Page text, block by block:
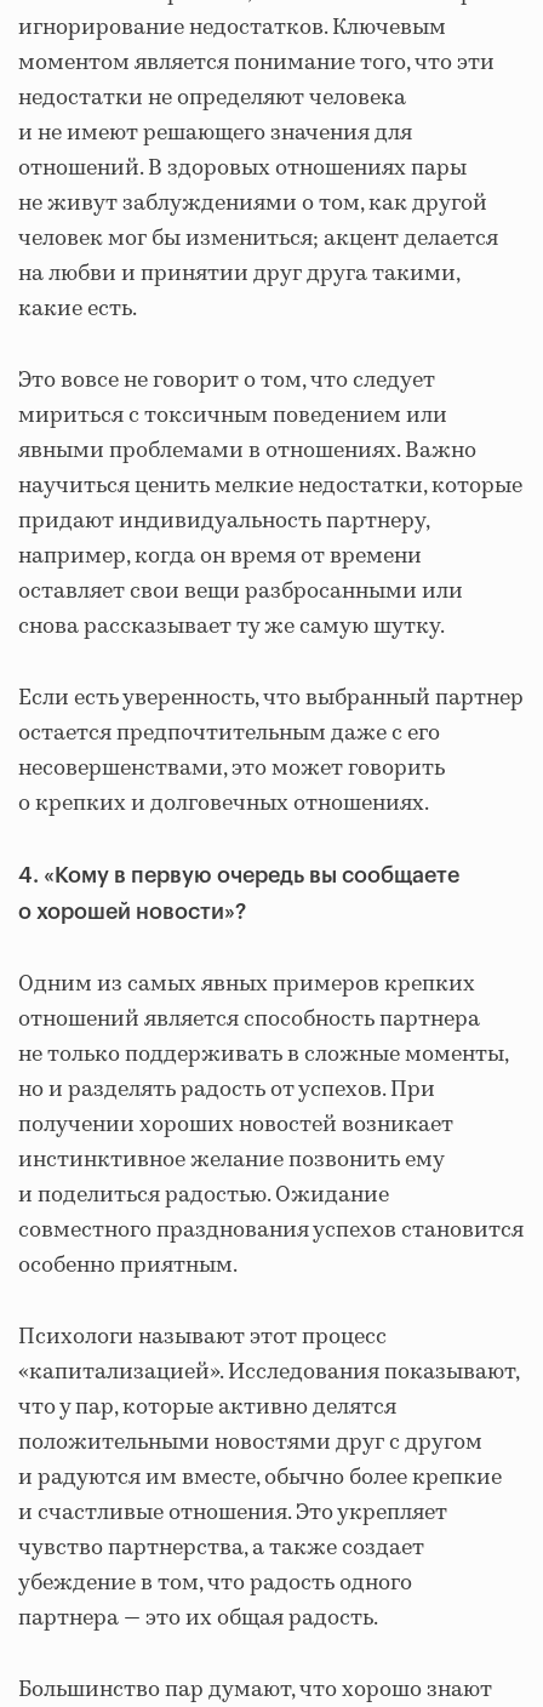
игнорирование недостатков. Ключевым
моментом является понимание того, что эти
недостатки не определяют человека
и не имеют решающего значения для
отношений. В здоровых отношениях пары
не живут заблуждениями о том, как другой
человек мог бы измениться; акцент делается
на любви и принятии друг друга такими,
какие есть.
Это вовсе не говорит о том, что следует
мириться с токсичным поведением или
явными проблемами в отношениях. Важно
научиться ценить мелкие недостатки, которые
придают индивидуальность партнеру,
например, когда он время от времени
оставляет свои вещи разбросанными или
снова рассказывает ту же самую шутку.
Если есть уверенность, что выбранный партнер
остается предпочтительным даже с его
несовершенствами, это может говорить
о крепких и долговечных отношениях.
4. «Кому в первую очередь вы сообщаете
о хорошей новости»?
Одним из самых явных примеров крепких
отношений является способность партнера
не только поддерживать в сложные моменты,
но и разделять радость от успехов. При
получении хороших новостей возникает
инстинктивное желание позвонить ему
и поделиться радостью. Ожидание
совместного празднования успехов становится
особенно приятным.
Психологи называют этот процесс
«капитализацией». Исследования показывают,
что у пар, которые активно делятся
положительными новостями друг с другом
и радуются им вместе, обычно более крепкие
и счастливые отношения. Это укрепляет
чувство партнерства, а также создает
убеждение в том, что радость одного
партнера — это их общая радость.
Большинство пар думают, что хорошо знают